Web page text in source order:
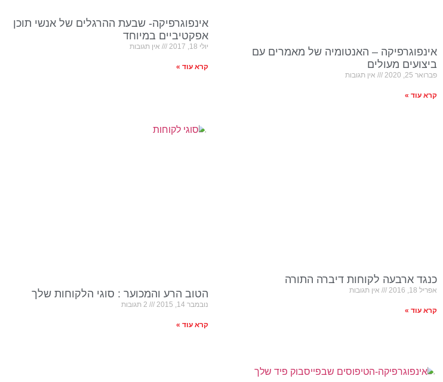
אינפוגרפיקה – האנטומיה של מאמרים עם
ביצועים מעולים
פברואר 25, 2020 אין תגובות
קרא עוד »
אינפוגרפיקה- שבעת ההרגלים של אנשי תוכן
אפקטיביים במיוחד
יולי 18, 2017 אין תגובות
קרא עוד »
כנגד ארבעה לקוחות דיברה התורה
אפריל 18, 2016 אין תגובות
קרא עוד »
הטוב הרע והמכוער : סוגי הלקוחות שלך
נובמבר 14, 2015
קרא עוד »